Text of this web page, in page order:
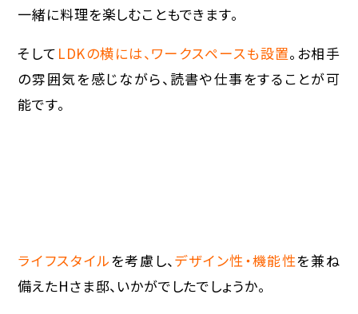
一緒に料理を楽しむこともできます。
そして LDKの横には、ワークスペースも設置。お相手
の雰囲気を感じながら、読書や仕事をすることが可
能です。
ライフスタイルを考慮し、デザイン性・機能性を兼ね
備えたHさま邸、いかがでしたでしょうか。